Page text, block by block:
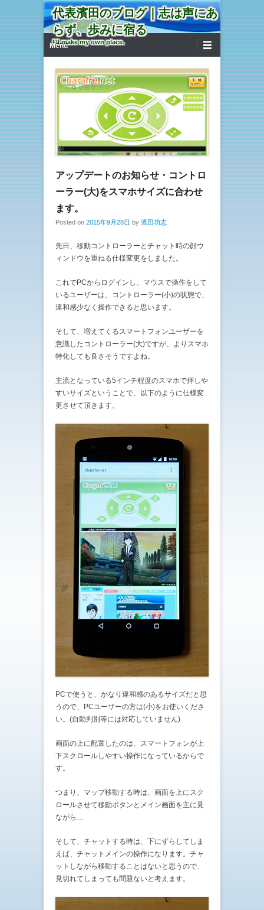
代表濱田のブログ｜志は声にあ
らず、歩みに宿る
I'll make my own place.
第1メニュー
コンテンツへ移動
Menu
アップデートのお知らせ・コントロ
ーラー(大)をスマホサイズに合わせ
ます。
Posted on 2015年9月28日 by 濱田功志
先日、移動コントローラーとチャット時の顔ウ
ィンドウを重ねる仕様変更をしました。
これでPCからログインし、マウスで操作をして
いるユーザーは、コントローラー(小)の状態で、
違和感少なく操作できると思います。
そして、増えてくるスマートフォンユーザーを
意識したコントローラー(大)ですが、よりスマホ
特化しても良さそうですよね。
主流となっている5インチ程度のスマホで押しや
すいサイズということで、以下のように仕様変
更させて頂きます。
PCで使うと、かなり違和感のあるサイズだと思
うので、PCユーザーの方は(小)をお使いくださ
い。(自動判別等には対応していません)
画面の上に配置したのは、スマートフォンが上
下スクロールしやすい操作になっているからで
す。
つまり、マップ移動する時は、画面を上にスク
ロールさせて移動ボタンとメイン画面を主に見
ながら…
そして、チャットする時は、下にずらしてしま
えば、チャットメインの操作になります。チャ
ットしながら移動することはないと思うので、
見切れてしまっても問題ないと考えます。